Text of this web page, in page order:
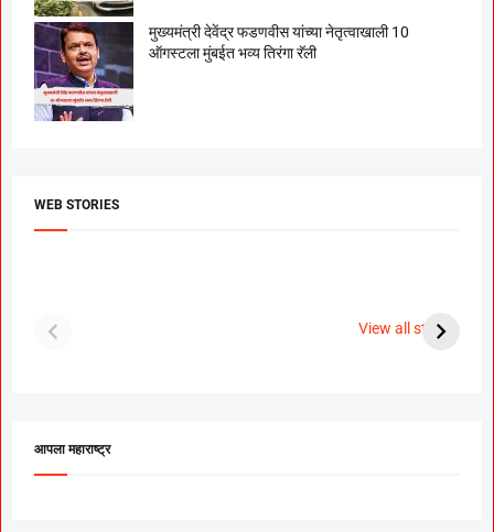
मुख्यमंत्री देवेंद्र फडणवीस यांच्या नेतृत्वाखाली 10
ऑगस्टला मुंबईत भव्य तिरंगा रॅली
WEB STORIES
View all stories
पूजा सावंत ने गुपचूप
आपला महाराष्ट्र